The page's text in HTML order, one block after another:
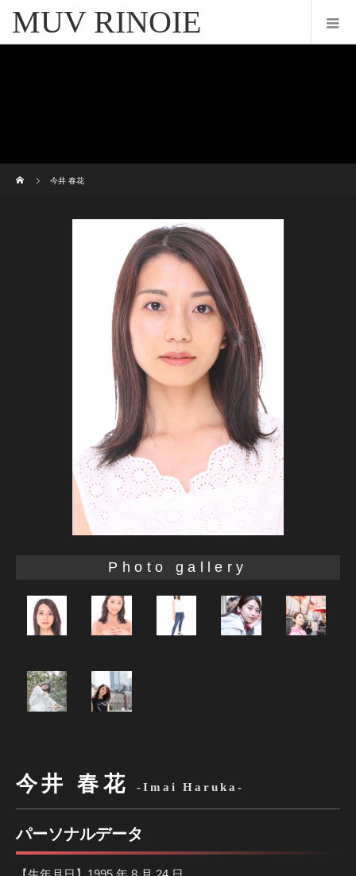
MUV RINOIE
今井 春花
Photo gallery
今井 春花 -Imai Haruka-
パーソナルデータ